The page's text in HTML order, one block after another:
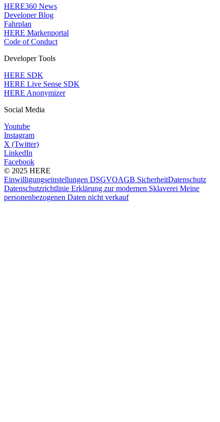
HERE360 News
Developer Blog
Fahrplan
HERE Markenportal
Code of Conduct
Developer Tools
HERE SDK
HERE Live Sense SDK
HERE Anonymizer
Social Media
Youtube
Instagram
X (Twitter)
LinkedIn
Facebook
© 2025 HERE
Einwilligungseinstellungen DSGVOAGB SicherheitDatenschutz
Datenschutzrichtlinie Erklärung zur modernen Sklaverei Meine
personenbezogenen Daten nicht verkauf